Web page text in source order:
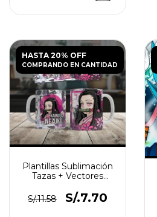
HASTA 20% OFF
COMPRANDO EN CANTIDAD
Plantillas Sublimación
Tazas + Vectores
S/.11.58
S/.7.70